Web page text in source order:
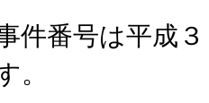
件番号は平成
。